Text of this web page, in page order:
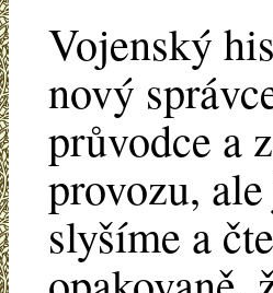
Vojenský
nový
průvodce a
provozu,
slyšíme a